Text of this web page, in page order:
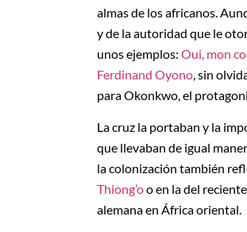
almas de los africanos.
y de la autoridad que le
unos ejemplos: Oui, mon
Ferdinand Oyono , sin
para Okonkwo, el
La cruz la portaban y la
que llevaban de igual
la colonización también
Thiong’oo en la del
alemana en África oriental.